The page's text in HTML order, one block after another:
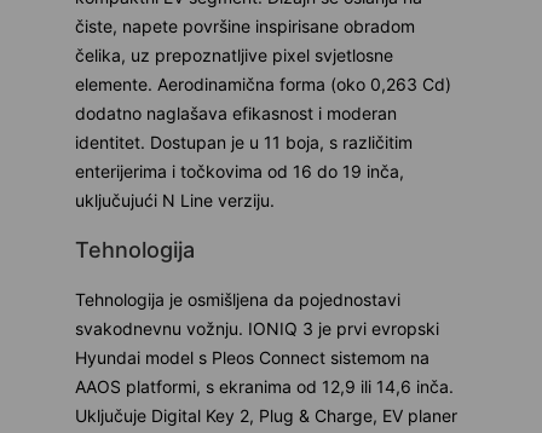
čiste, napete površine inspirisane obradom
čelika, uz prepoznatljive pixel svjetlosne
elemente. Aerodinamična forma (oko 0,263 Cd)
dodatno naglašava efikasnost i moderan
identitet. Dostupan je u 11 boja, s različitim
enterijerima i točkovima od 16 do 19 inča,
uključujući N Line verziju.
Tehnologija
Tehnologija je osmišljena da pojednostavi
svakodnevnu vožnju. IONIQ 3 je prvi evropski
Hyundai model s Pleos Connect sistemom na
AAOS platformi, s ekranima od 12,9 ili 14,6 inča.
Uključuje Digital Key 2, Plug & Charge, EV planer